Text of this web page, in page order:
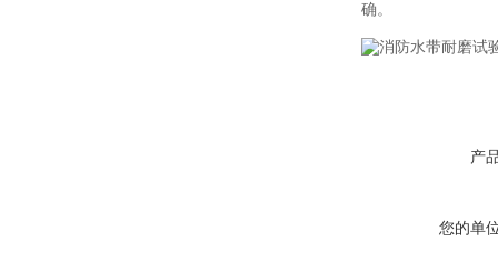
确。
产
您的单